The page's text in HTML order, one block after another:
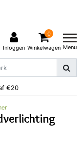
Inloggen
0
Winkelwagen Menu
€20